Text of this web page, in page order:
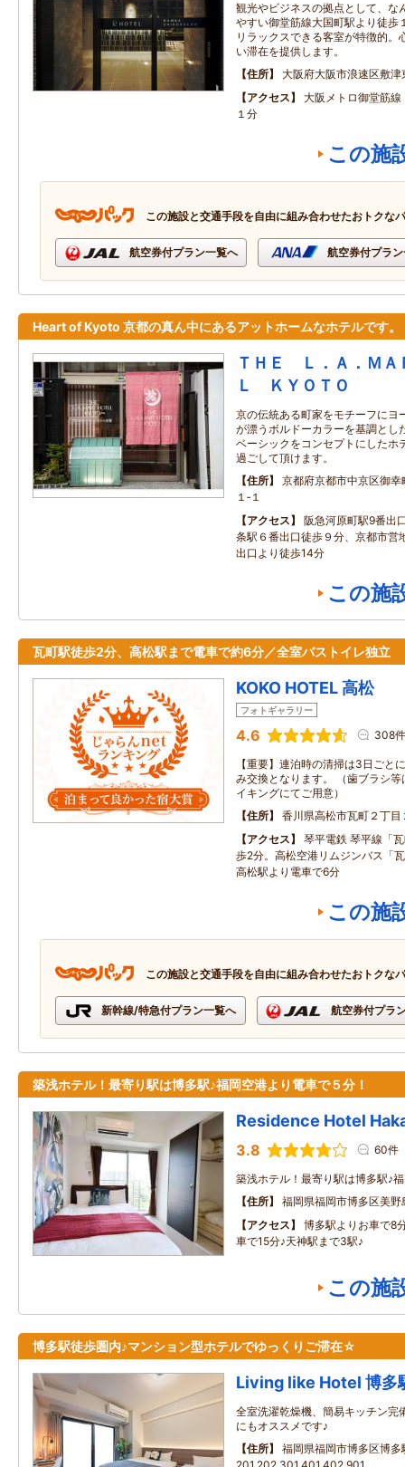
観光やビジネスの拠点として、な
やすい御堂筋線大国町駅より徒歩
リラックスできる客室が特徴的。
い滞在を提供します。
住所
大阪府大阪市浪速区敷津
アクセス
大阪メトロ御堂筋
１分
この施
この施設と交通手段を自由に組み合わせたおトクな
航空券付プラン一覧へ 航空券付プラ
Heart of Kyoto 京都の真ん中にあるアットホームなホテルです。
ＴＨＥ Ｌ．Ａ．Ｍ
Ｌ ＫＹＯＴＯ
京の伝統ある町家をモチーフにヨ
が漂うボルドーカラーを基調とし
ベーシックをコンセプトにしたホ
過ごして頂けます。
住所
京都府京都市中京区御
１‐１
アクセス
阪急河原町駅9番出
条駅６番出口徒歩９分、京都市営
出口より徒歩14分
この施
瓦町駅徒歩2分、高松駅まで電車で約6分／全室バストイレ独立
KOKO HOTEL 高松
フォトギャラリー
4.6 308件
【重要】連泊時の清掃は3日ごと
み交換となります。 （歯ブラシ
イキングにてご用意）
住所
香川県高松市瓦町２丁目
アクセス
琴平電鉄 琴平線「
歩2分。高松空港リムジンバス「
高松駅より電車で6分
この施
この施設と交通手段を自由に組み合わせたおトクな
新幹線/特急付プラン一覧へ 航空券付プラ
築浅ホテル！最寄り駅は博多駅♪福岡空港より電車で５分！
Residence Hotel
3.8 60件
築浅ホテル！最寄り駅は博多駅♪
住所
福岡県福岡市博多区美
アクセス
博多駅よりお車で8
車で15分♪天神駅まで3駅♪
この施
博多駅徒歩圏内♪マンション型ホテルでゆっくりご滞在☆
Living like Hotel 博多
全室洗濯乾燥機、簡易キッチン完
にもオススメです♪
住所
福岡県福岡市博多区博多